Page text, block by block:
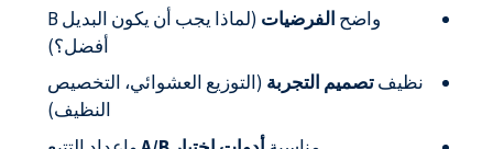
واضح الفرضيات
(لماذا يجب أن يكون البديل B
أفضل؟)
نظيفتصميم التجربة (التوزيع العشوائي، التخصيص
النظيف)